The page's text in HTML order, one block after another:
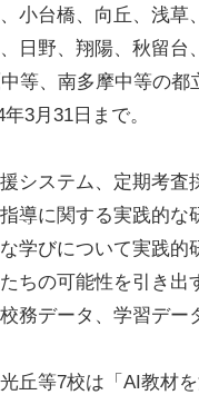
小台橋、向丘、浅草
日野、翔陽、秋留
等、南多摩中等の
3月31日まで。
システム、定期考査
導に関する実践的
学びについて実践
ちの可能性を引き
務データ、学習デー
丘等7校は「AI教材